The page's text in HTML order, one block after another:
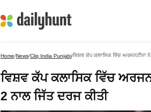
Home/News/Cliq India Punjabi/ਵਿਸ਼ਵ ਕੱਪ ਕਲਾਸਿਕ ਵਿੱਚ ਅਰਜਨਟੀਨਾ
ਵਿਸ਼ਵ ਕੱਪ ਕਲਾਸਿਕ ਵਿੱਚ
2 ਨਾਲ ਜਿੱਤ ਦਰਜ ਕੀਤੀ